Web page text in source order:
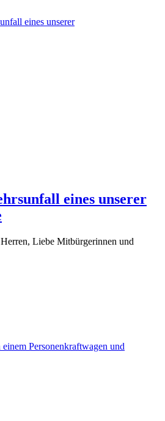
eines unserer
eines unserer
Liebe Mitbürgerinnen und
Personenkraftwagen und